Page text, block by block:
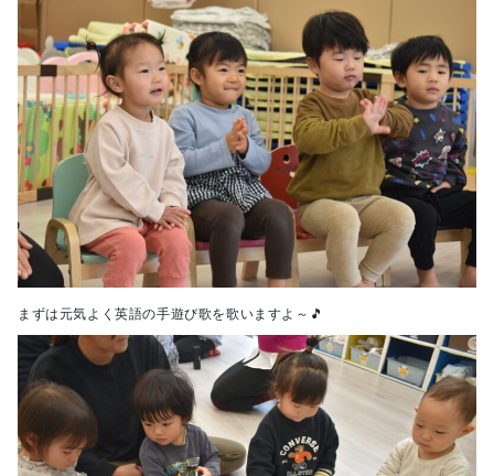
まずは元気よく英語の手遊び歌を歌いますよ～🎵